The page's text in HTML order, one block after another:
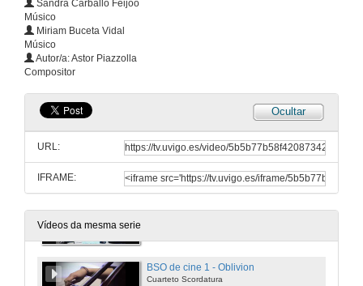
Sandra Carballo Feijóo
Músico
Miriam Buceta Vidal
Músico
Autor/a: Astor Piazzolla
Compositor
Ocultar
URL:
IFRAME:
Vídeos da mesma serie
O funcionamento dun recindo onde se realizan grandes eventos
IFEVI
20 de abr. de 2017
A música nos funerais de estado
BSO de cine 1 - Oblivion
Cuarteto Scordatura